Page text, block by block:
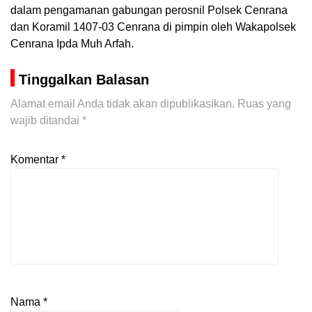
dalam pengamanan gabungan perosnil Polsek Cenrana
dan Koramil 1407-03 Cenrana di pimpin oleh Wakapolsek
Cenrana Ipda Muh Arfah.
Tinggalkan Balasan
Alamat email Anda tidak akan dipublikasikan. Ruas yang
wajib ditandai *
Komentar *
Nama *